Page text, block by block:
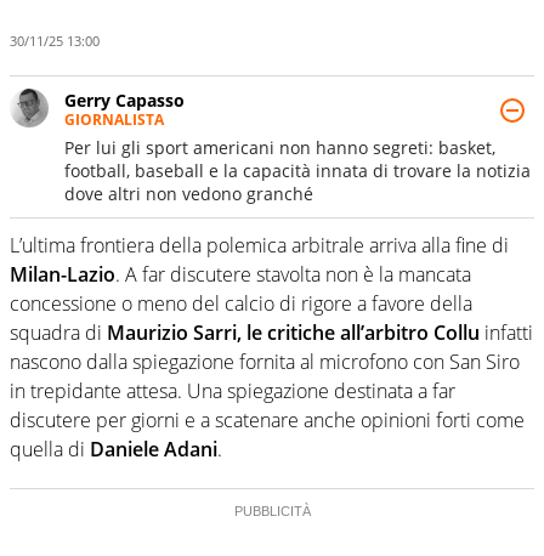
30/11/25 13:00
Gerry Capasso
GIORNALISTA
Per lui gli sport americani non hanno segreti: basket,
football, baseball e la capacità innata di trovare la notizia
dove altri non vedono granché
L’ultima frontiera della polemica arbitrale arriva alla fine di
Milan-Lazio. A far discutere stavolta non è la mancata
concessione o meno del calcio di rigore a favore della
squadra di Maurizio Sarri, le critiche all’arbitro Collu infatti
nascono dalla spiegazione fornita al microfono con San Siro
in trepidante attesa. Una spiegazione destinata a far
discutere per giorni e a scatenare anche opinioni forti come
quella di Daniele Adani.